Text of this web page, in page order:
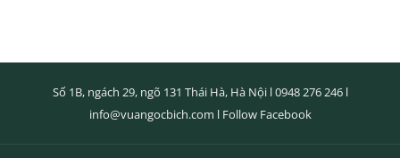
Số 1B, ngách 29, ngõ 131 Thái Hà, Hà Nội l0948 276 246l
info@vuangocbich.com l Follow Facebook